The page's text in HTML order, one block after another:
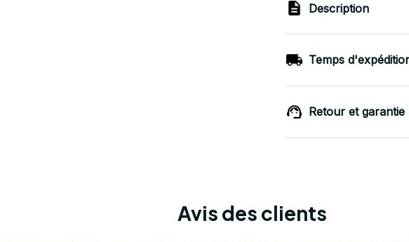
Description
Temps
Retour et garantie
Avis des clients